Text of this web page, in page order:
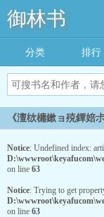
御林书
分类 排行
《澶栨槦鏉ョ殑鐔婄
Notice: Undefined index:
on line 63
Notice: Trying to get
on line 63